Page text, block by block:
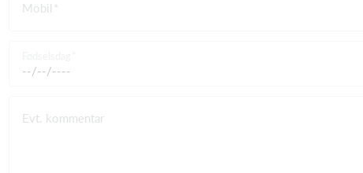
Mobil
Evt. kommentar